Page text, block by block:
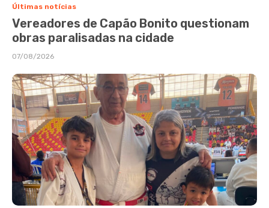
Últimas notícias
Vereadores de Capão Bonito questionam
obras paralisadas na cidade
07/08/2026